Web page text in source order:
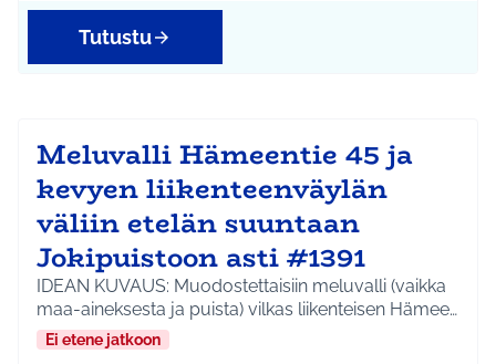
Tutustu
Meluvalli Hämeentie 45 ja
kevyen liikenteenväylän
väliin etelän suuntaan
Jokipuistoon asti #1391
IDEAN KUVAUS: Muodostettaisiin meluvalli (vaikka
maa-aineksesta ja puista) vilkas liikenteisen Hämee…
Ei etene jatkoon